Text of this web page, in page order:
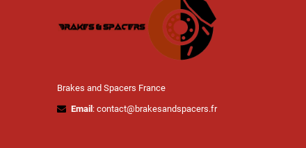
Brakes and Spacers France
Email : contact@brakesandspacers.fr